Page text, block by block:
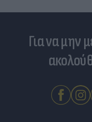
Για να μην